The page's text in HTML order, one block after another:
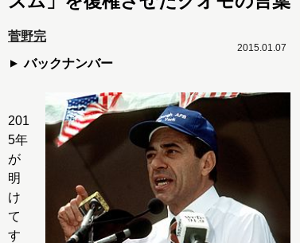
菅野完
バックナンバー
2015.01.07
201
5年
が
明
け
て
す